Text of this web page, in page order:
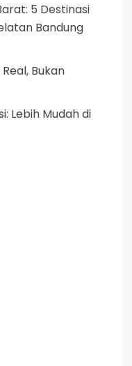
5 Destinasi
Bandung
Bukan
Lebih Mudah di